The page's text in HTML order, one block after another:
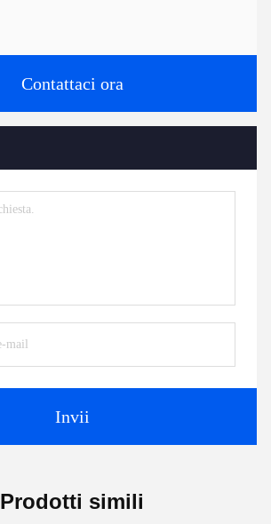
Contattaci ora
Invii
Prodotti simili